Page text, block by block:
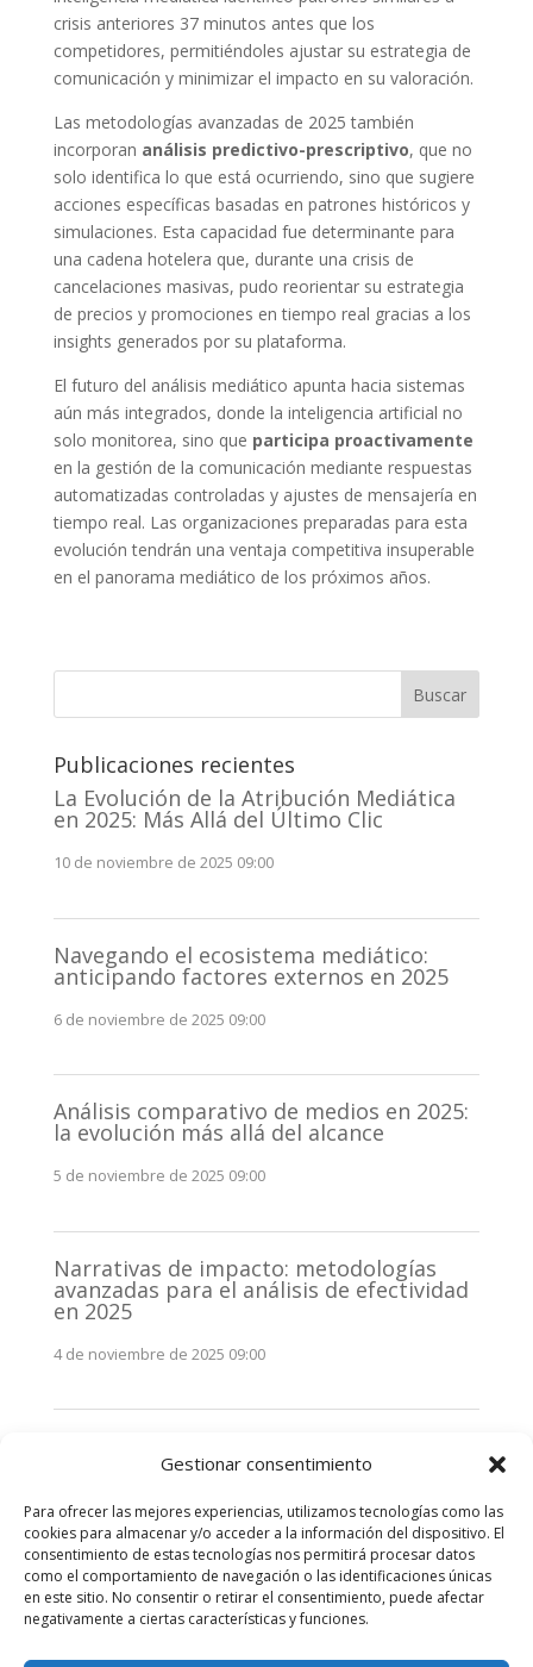
Gestionar consentimiento
Para ofrecer las mejores experiencias, utilizamos tecnologías como las
cookies para almacenar y/o acceder a la información del dispositivo. El
consentimiento de estas tecnologías nos permitirá procesar datos
como el comportamiento de navegación o las identificaciones únicas
en este sitio. No consentir o retirar el consentimiento, puede afectar
negativamente a ciertas características y funciones.
crisis anteriores 37 minutos antes que los
competidores, permitiéndoles ajustar su estrategia de
comunicación y minimizar el impacto en su valoración.
Las metodologías avanzadas de 2025 también
incorporan análisis predictivo-prescriptivo, que no
solo identifica lo que está ocurriendo, sino que sugiere
acciones específicas basadas en patrones históricos y
simulaciones. Esta capacidad fue determinante para
una cadena hotelera que, durante una crisis de
cancelaciones masivas, pudo reorientar su estrategia
de precios y promociones en tiempo real gracias a los
insights generados por su plataforma.
El futuro del análisis mediático apunta hacia sistemas
aún más integrados, donde la inteligencia artificial no
solo monitorea, sino que participa proactivamente
en la gestión de la comunicación mediante respuestas
automatizadas controladas y ajustes de mensajería en
tiempo real. Las organizaciones preparadas para esta
evolución tendrán una ventaja competitiva insuperable
en el panorama mediático de los próximos años.
Buscar
Publicaciones recientes
La Evolución de la Atribución Mediática
en 2025: Más Allá del Último Clic
10 de noviembre de 2025 09:00
Navegando el ecosistema mediático:
anticipando factores externos en 2025
6 de noviembre de 2025 09:00
Análisis comparativo de medios en 2025:
la evolución más allá del alcance
5 de noviembre de 2025 09:00
Narrativas de impacto: metodologías
avanzadas para el análisis de efectividad
en 2025
4 de noviembre de 2025 09:00
stakeholders en 2025: La clave de la
3 de noviembre de 2025 09:00
Comentarios recientes